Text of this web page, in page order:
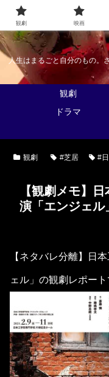
人生はまるごと自分のもの。
観劇
ドラマ
観劇 #芝居 #
【観劇メモ】
演「エンジェル
【ネタバレ分離】日
ェル」の観劇レポート
観劇 映画